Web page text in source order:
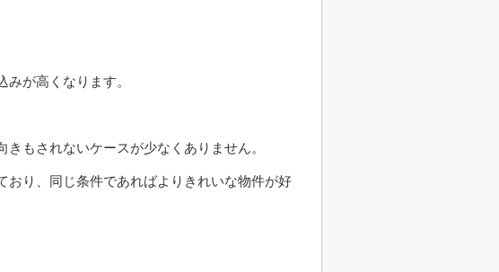
が高くなります。
もされないケースが少なくありません。
おり、同じ条件であればよりきれいな物件が好